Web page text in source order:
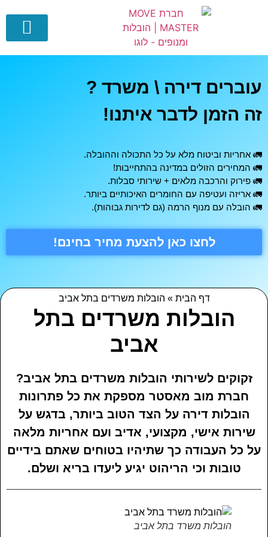
דירה \ משרד ?
הזמן לדבר איתנו!
אחריות וביטוח מלא על כל התכולה וההובלה.
המחירים הזולים במדינה בהתחייבות!
פירוק והרכבה מלאים + שירותי סבלות.
אריזה ועטיפה עם החומרים האיכותיים ביותר.
הובלה עם מנוף הרמה (גם לדירות גבוהות).
לחצו כאן להצעת מחיר בחינם!
דף הבית»הובלות משרדים בתל אביב
הובלות משרדים בתל
אביב
זקוקים לשירותי הובלות משרדים בתל אביב?
חברת מוב מאסטר מספקת את כל פתרונות
הובלות דירה על הצד הטוב ביותר, בדגש על
שירות אישי, מקצועי, אדיב ועם אחריות מלאה
כל העבודה כך שתיהיו בטוחים שאתם בידיים
טובות וכי הריהוט יגיע ליעדו בריא ושלם.
הובלות משרד בתל אביב